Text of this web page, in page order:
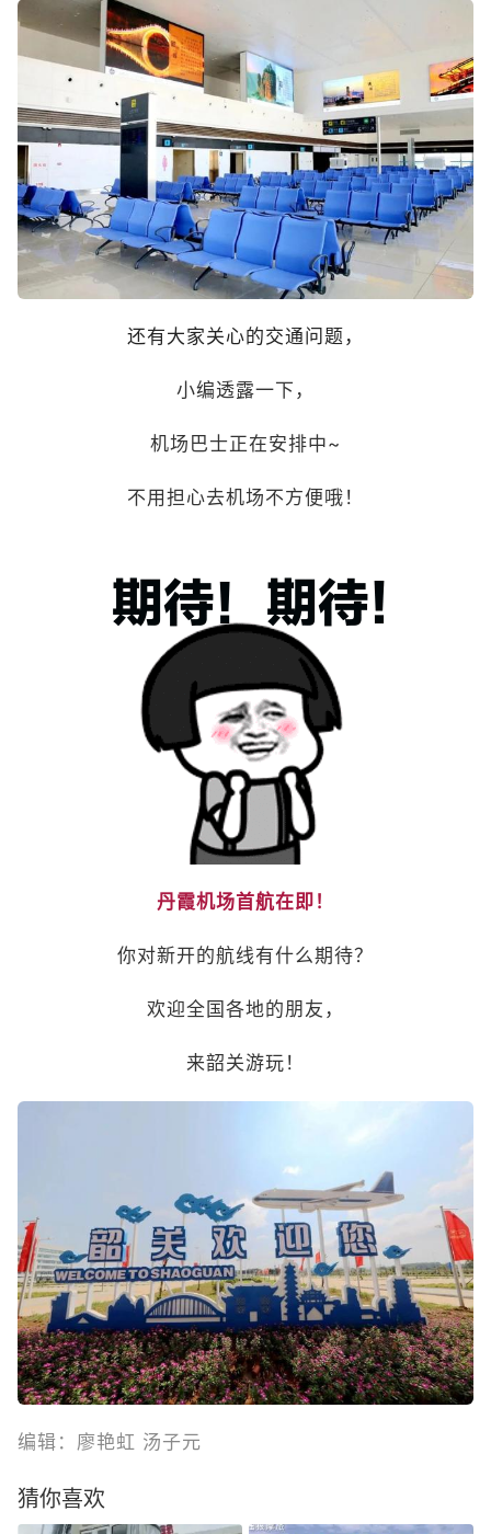
还有大家关心的交通问题，
小编透露一下，
机场巴士正在安排中~
不用担心去机场不方便哦！
丹霞机场首航在即！
你对新开的航线有什么期待？
欢迎全国各地的朋友，
来韶关游玩！
编辑：廖艳虹 汤子元
猜你喜欢